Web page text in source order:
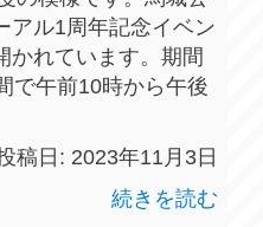
アル1周年記念イベン
かれています。期間
で午前10時から午後
稿日: 2023年11月3日
続きを読む